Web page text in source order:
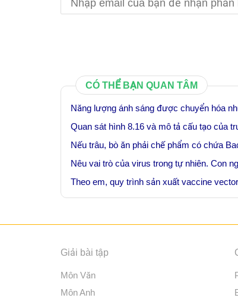
CÓ THỂ BẠN QUAN TÂM
Năng lượng ánh sáng được chuyển hóa
Quan sát hình 8.16 và mô tả cấu tạo của
Nếu trâu, bò ăn phải chế phẩm có chứa
Nêu vai trò của virus trong tự nhiên. Con
Theo em, quy trình sản xuất vaccine
Giải bài tập
Môn Văn
Môn Anh